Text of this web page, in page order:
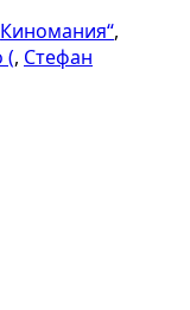
,
(, Стефан